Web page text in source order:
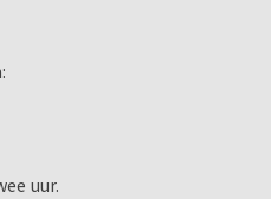
uur.